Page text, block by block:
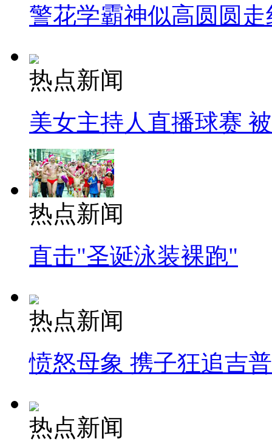
警花学霸神似高圆圆走
热点新闻
美女主持人直播球赛
热点新闻
直击"圣诞泳装裸跑"
热点新闻
愤怒母象 携子狂追吉
热点新闻